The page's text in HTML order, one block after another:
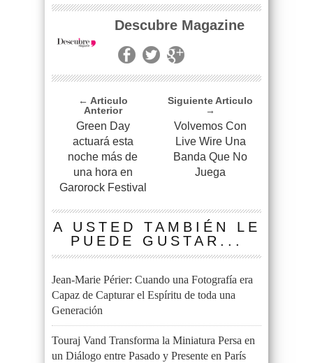
Descubre Magazine
← Articulo
Anterior
Green Day
actuará esta
noche más de
una hora en
Garorock Festival
Siguiente Articulo
→
Volvemos Con
Live Wire Una
Banda Que No
Juega
A USTED TAMBIÉN LE
PUEDE GUSTAR...
Jean-Marie Périer: Cuando una Fotografía era
Capaz de Capturar el Espíritu de toda una
Generación
Touraj Vand Transforma la Miniatura Persa en
un Diálogo entre Pasado y Presente en París